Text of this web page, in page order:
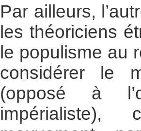
Par ailleurs,
les théoriciens
le populisme au
considérer le
(opposé à